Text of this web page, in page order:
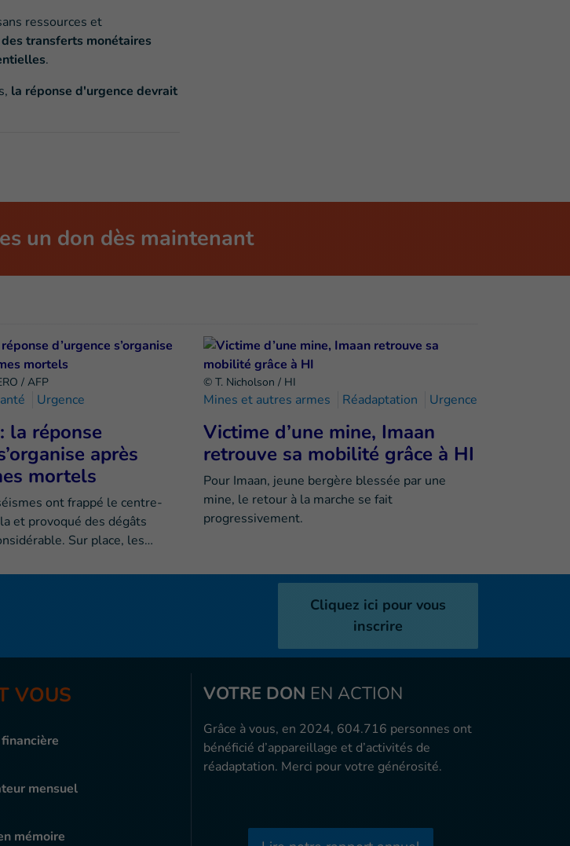
ressources et
transferts monétaires
.
la réponse d'urgence devrait
un don dès maintenant
/ AFP
Urgence
la réponse
après
mortels
ont frappé le centre-
et provoqué des dégâts
Sur place, les…
© T. Nicholson / HI
Mines et autres armes Réadaptation Urgence
Victime d’une mine, Imaan
retrouve sa mobilité grâce à HI
Pour Imaan, jeune bergère blessée par une
mine, le retour à la marche se fait
progressivement.
Cliquez ici pour vous
inscrire
VOUS
mensuel
mémoire
VOTRE DON EN ACTION
Grâce à vous, en 2024, 604.716 personnes ont
bénéficié d’appareillage et d’activités de
réadaptation. Merci pour votre générosité.